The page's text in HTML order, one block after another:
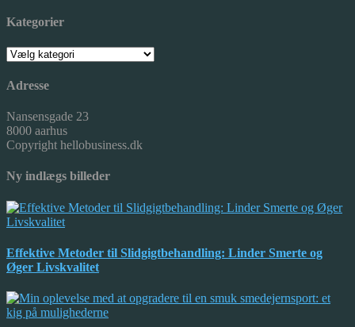
Kategorier
Kategorier
Adresse
Nansensgade 23
8000 aarhus
Copyright hellobusiness.dk
Ny indlægs billeder
Effektive Metoder til Slidgigtbehandling: Linder Smerte og
Øger Livskvalitet